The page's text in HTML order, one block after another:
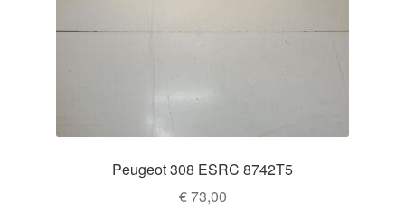
Peugeot 308 ESRC 8742T5
€73,00